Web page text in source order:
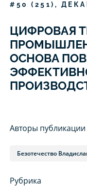
# 50 ( 251),
ЦИФРОВАЯ
ОСНОВА
Авторы публикации
Безотечество
Рубрика